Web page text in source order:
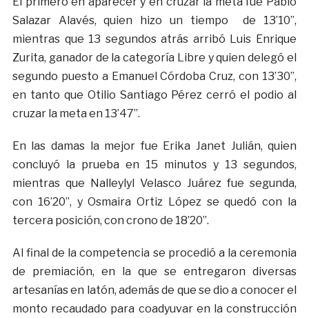
Salazar Alavés, quien hizo un tiempo de 13’10”,
mientras que 13 segundos atrás arribó Luis Enrique
Zurita, ganador de la categoría Libre y quien delegó el
segundo puesto a Emanuel Córdoba Cruz, con 13’30”,
en tanto que Otilio Santiago Pérez cerró el podio al
cruzar la meta en 13’47”.
En las damas la mejor fue Erika Janet Julián, quien
concluyó la prueba en 15 minutos y 13 segundos,
mientras que Nalleylyl Velasco Juárez fue segunda,
con 16’20”, y Osmaira Ortiz López se quedó con la
tercera posición, con crono de 18’20”.
Al final de la competencia se procedió a la ceremonia
de premiación, en la que se entregaron diversas
artesanías en latón, además de que se dio a conocer el
monto recaudado para coadyuvar en la construcción